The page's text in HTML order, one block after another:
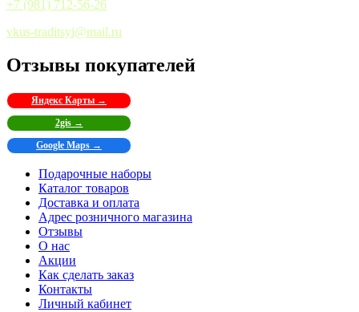
+7 (981) 712-56-26
vkus-traditsyi@mail.ru
Отзывы покупателей
Яндекс Карты →
2gis →
Google Maps →
Подарочные наборы
Каталог товаров
Доставка и оплата
Адрес розничного магазина
Отзывы
О нас
Акции
Как сделать заказ
Контакты
Личный кабинет